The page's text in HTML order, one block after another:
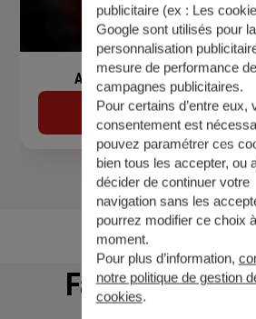
Assurance de prêt
Découvrir
Faitesune
publicitaire (ex : Les
Google sont utilisés pour la
personnalisation
mesure de performance
campagnes publicitaires.
Pour certains d’entre eux,
consentement est
pouvez paramétrer ces
bien tous les accepter, ou
décider de continuer votre
navigation sans les
pourrez modifier ce choix
moment.
Pour plus d’information,
notre politique de gestion
cookies.